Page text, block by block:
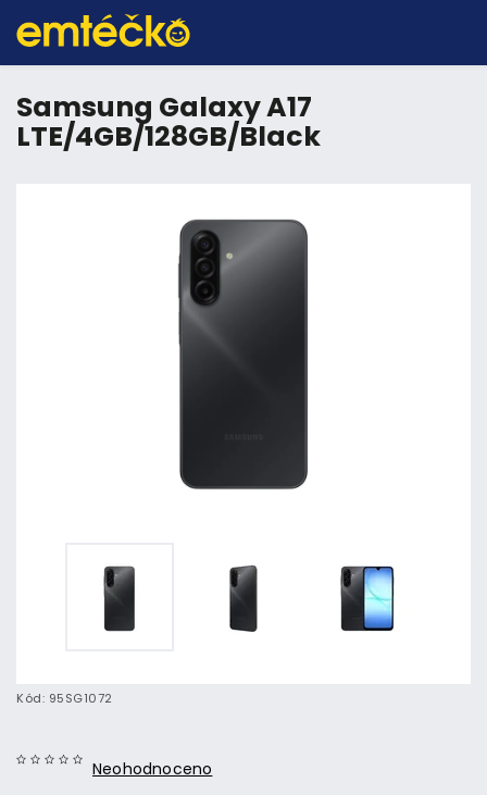
Samsung Galaxy A17
LTE/4GB/128GB/Black
Kód: 95SG1072
Neohodnoceno